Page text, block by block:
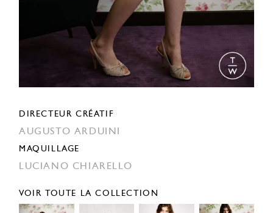
DIRECTEUR CRÉATIF
AUGUSTO ARDUINI
MAQUILLAGE
LUCIANO CHIARELLO
VOIR TOUTE LA COLLECTION